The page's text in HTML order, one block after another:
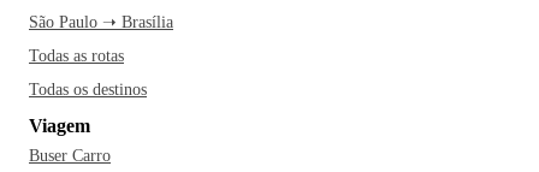
São Paulo ➝ Brasília
Todas as rotas
Todas os destinos
Viagem
Buser Carro